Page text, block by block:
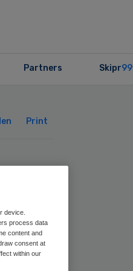
Partners Skipr99
Print
device.
process data
content and
consent at
within our